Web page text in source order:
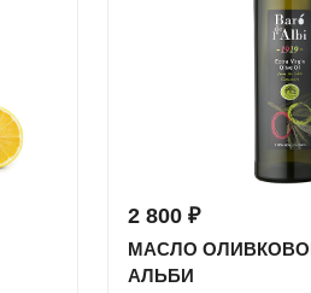
2 800 ₽
МАСЛО
АЛЬБИ